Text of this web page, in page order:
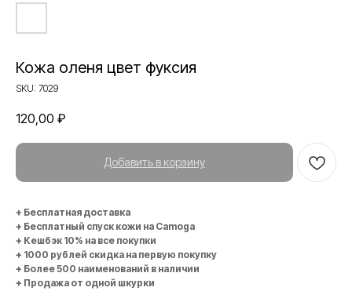
Кожа оленя цвет фуксия
SKU: 7029
120,00 ₽
Добавить в корзину
+ Бесплатная доставка
+ Бесплатный спуск кожи на Camoga
+ Кешбэк 10% на все покупки
+ 1000 рублей скидка на первую покупку
+ Более 500 наименований в наличии
+ Продажа от одной шкурки